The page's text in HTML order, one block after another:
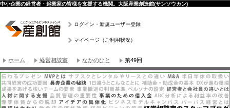
中小企業の経営者・起業家の皆様を支援する機関。大阪産業創造館(サンソウカン)
ログイン・新規ユーザー登録
マイページ（ご利用状況）
ホーム 経営相談室 なかのひと 第49回